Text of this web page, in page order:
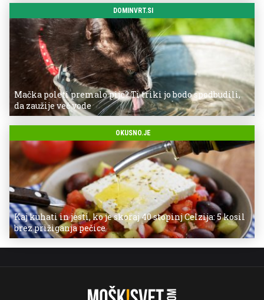
DOMINVRT.SI
Mačka poleti premalo pije? Ti triki jo bodo spodbudili,
da zaužije več vode
OKUSNO.JE
Kaj kuhati in jesti, ko je skoraj 40 stopinj Celzija: 5 kosil
brez prižiganja pečice